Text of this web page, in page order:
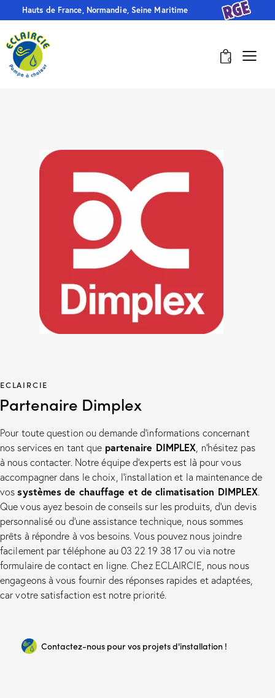
Hauts de France, Normandie, Seine Maritime
0
ECLAIRCIE
Partenaire Dimplex
Pour toute question ou demande d’informations concernant
nos services en tant que partenaire DIMPLEX, n’hésitez pas
à nous contacter. Notre équipe d’experts est là pour vous
accompagner dans le choix, l’installation et la maintenance de
vossystèmes de chauffage et de climatisation DIMPLEX.
Que vous ayez besoin de conseils sur les produits, d’un devis
personnalisé ou d’une assistance technique, nous sommes
prêts à répondre à vos besoins. Vous pouvez nous joindre
facilement par téléphone au 03 22 19 38 17 ou via notre
formulaire de contact en ligne. Chez ECLAIRCIE, nous nous
engageons à vous fournir des réponses rapides et adaptées,
car votre satisfaction est notre priorité.
Contactez-nous pour vos projets d'installation !